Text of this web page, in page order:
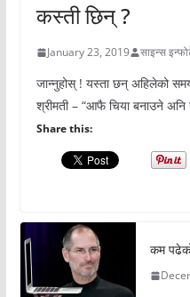
कस्ती छिन् ?
January 23, 2019 साइन्स
जान्नुहोस् ! यस्ता छन् अहिलेको
श्रीमती – “आफै चिया बनाउने
Share this:
कम